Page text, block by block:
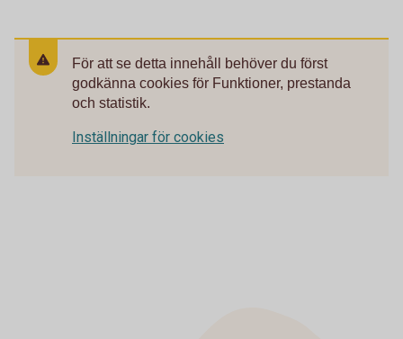
För att se detta innehåll behöver du först
godkänna cookies för Funktioner, prestanda
och statistik.
Inställningar för cookies